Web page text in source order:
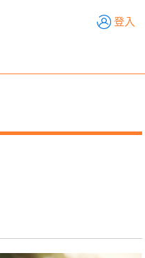
登入
輔銷工具 活動專區